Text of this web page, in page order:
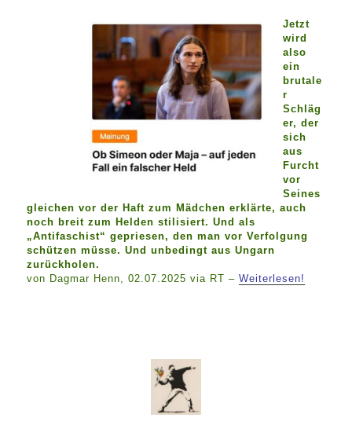
Jetzt
wird
also
ein
brutale
r
Schläg
er, der
sich
aus
Furcht
vor
Seines
gleichen vor der Haft zum Mädchen erklärte, auch
noch breit zum Helden stilisiert. Und als
„Antifaschist“ gepriesen, den man vor Verfolgung
schützen müsse. Und unbedingt aus Ungarn
zurückholen.
von Dagmar Henn, 02.07.2025 via RT – Weiterlesen!